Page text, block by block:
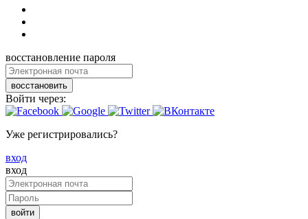
восстановление пароля
восстановить
Войти через:
Уже регистрировались?
вход
вход
войти